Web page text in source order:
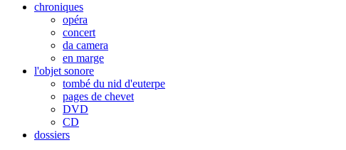
chroniques
opéra
concert
da camera
en marge
l'objet sonore
tombé du nid d'euterpe
pages de chevet
DVD
CD
dossiers